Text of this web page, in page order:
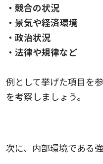
・競合の状況
・景気や経済環境
・政治状況
・法律や規律など
例として挙げた項目を
を考察しましょう。
次に、内部環境である